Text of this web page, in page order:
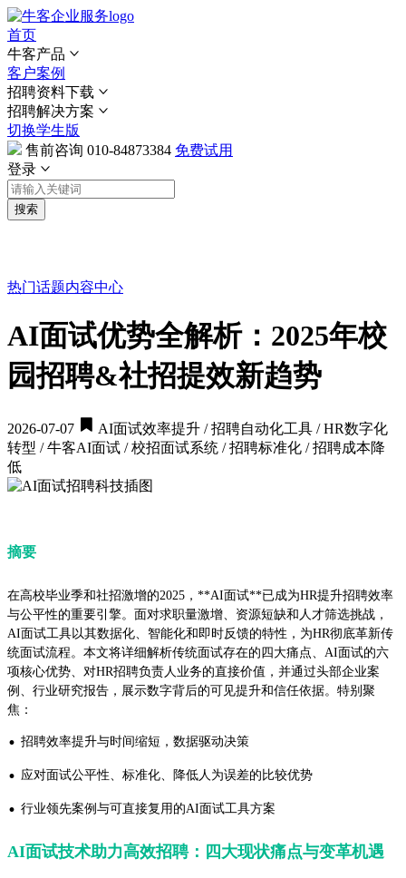
首页
牛客产品
客户案例
招聘资料下载
招聘解决方案
切换学生版
售前咨询 010-84873384 免费试用
登录
搜索
热门话题内容中心
AI面试优势全解析：2025年校
园招聘&社招提效新趋势
2026-07-07
AI面试效率提升 / 招聘自动化工具 / HR数字化
转型 / 牛客AI面试 / 校招面试系统 / 招聘标准化 / 招聘成本降
低
摘要
在高校毕业季和社招激增的2025，**AI面试**已成为HR提升招聘效率
与公平性的重要引擎。面对求职量激增、资源短缺和人才筛选挑战，
AI面试工具以其数据化、智能化和即时反馈的特性，为HR彻底革新传
统面试流程。本文将详细解析传统面试存在的四大痛点、AI面试的六
项核心优势、对HR招聘负责人业务的直接价值，并通过头部企业案
例、行业研究报告，展示数字背后的可见提升和信任依据。特别聚
焦：
· 招聘效率提升与时间缩短，数据驱动决策
· 应对面试公平性、标准化、降低人为误差的比较优势
· 行业领先案例与可直接复用的AI面试工具方案
AI面试技术助力高效招聘：四大现状痛点与变革机遇